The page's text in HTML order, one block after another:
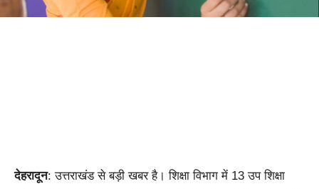
देहरादून: उत्तराखंड से बड़ी खबर है। शिक्षा विभाग में 13 उप शिक्षा